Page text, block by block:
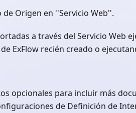
de Origen en ''Servicio Web''.
a través del Servicio Web
ExFlow recién creado o
opcionales para incluir más
de Definición de